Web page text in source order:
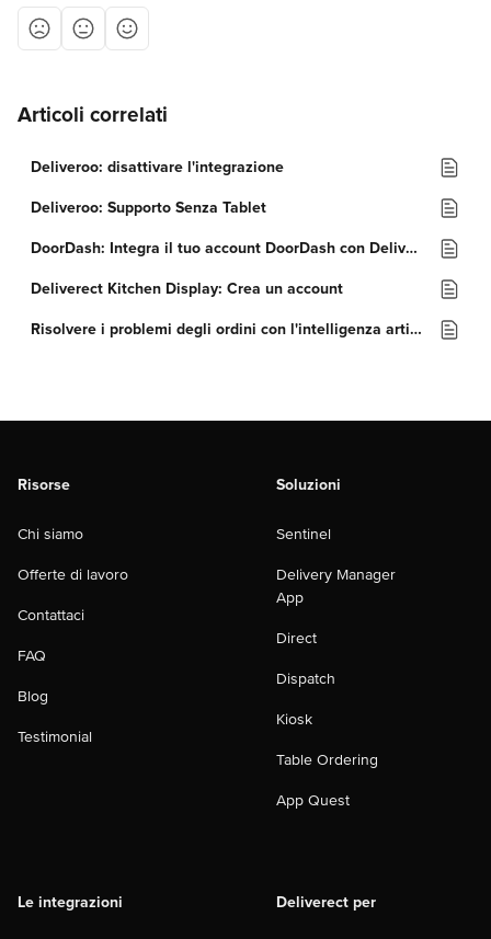
Articoli correlati
Deliveroo: disattivare l'integrazione
Deliveroo: Supporto Senza Tablet
DoorDash: Integra il tuo account DoorDash con Deliverect
Deliverect Kitchen Display: Crea un account
Risolvere i problemi degli ordini con l'intelligenza artificiale
Risorse
Chi siamo
Offerte di lavoro
Contattaci
FAQ
Blog
Testimonial
Soluzioni
Sentinel
Delivery Manager
App
Direct
Dispatch
Kiosk
Table Ordering
App Quest
Le integrazioni Deliverect per